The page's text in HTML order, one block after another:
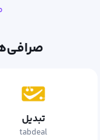
تبدیل
tabdeal